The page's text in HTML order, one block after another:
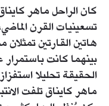
كان الراحل ماهر
تسعينيات القرن
هاتين القارتين
بينهما كانت
الحقيقة تحليلا
ماهر كايناق تلفت